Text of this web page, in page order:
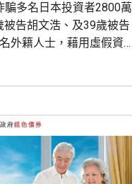
多名日本投資者2800萬
告胡文浩、及39歲被告
外籍人士，藉用虛假資
資逾4億日圓。 法官李慶